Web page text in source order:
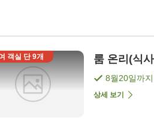
객실 단9개 룸 온리(식
8월20일까
상세 보기